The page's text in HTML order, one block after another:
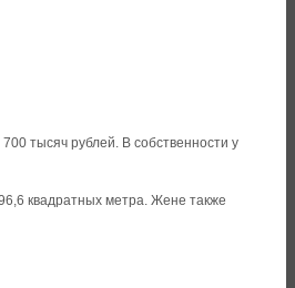
тысяч рублей. В собственности у
квадратных метра. Жене также